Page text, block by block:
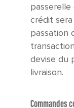
crédit
passation
devise du
livraison.
Commandes